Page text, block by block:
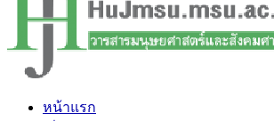
หน้าแรก